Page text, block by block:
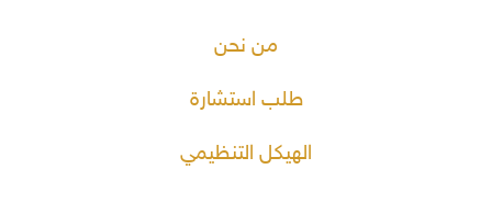
من نحن
طلب استشارة
الهيكل التنظيمي